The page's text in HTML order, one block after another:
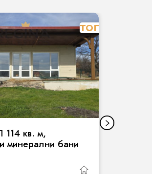
ТОП
кв. м,
минерални бани